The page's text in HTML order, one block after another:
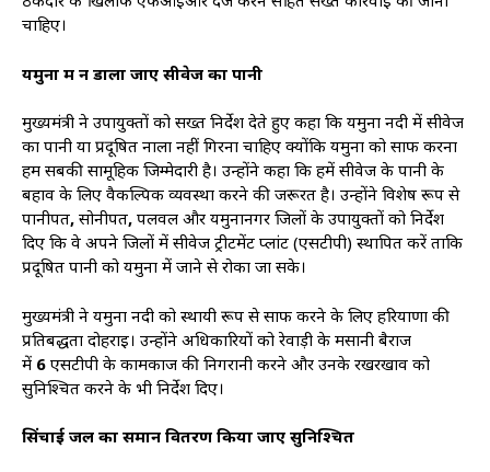
चाहिए।
यमुना में न डाला जाए सीवेज का पानी
मुख्यमंत्री ने उपायुक्तों को सख्त निर्देश देते हुए कहा कि यमुना नदी में सीवेज
का पानी या प्रदूषित नाला नहीं गिरना चाहिए क्योंकि यमुना को साफ करना
हम सबकी सामूहिक जिम्मेदारी है। उन्होंने कहा कि हमें सीवेज के पानी के
बहाव के लिए वैकल्पिक व्यवस्था करने की जरूरत है। उन्होंने विशेष रूप से
पानीपत, सोनीपत, पलवल और यमुनानगर जिलों के उपायुक्तों को निर्देश
दिए कि वे अपने जिलों में सीवेज ट्रीटमेंट प्लांट (एसटीपी) स्थापित करें ताकि
प्रदूषित पानी को यमुना में जाने से रोका जा सके।
मुख्यमंत्री ने यमुना नदी को स्थायी रूप से साफ करने के लिए हरियाणा की
प्रतिबद्धता दोहराई। उन्होंने अधिकारियों को रेवाड़ी के मसानी बैराज
में 6 एसटीपी के कामकाज की निगरानी करने और उनके रखरखाव को
सुनिश्चित करने के भी निर्देश दिए।
सिंचाई जल का समान वितरण किया जाए सुनिश्चित